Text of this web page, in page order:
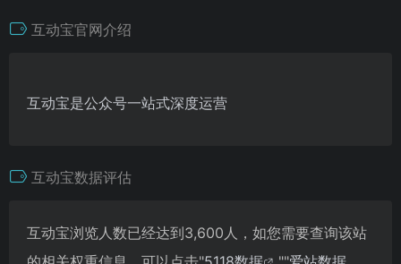
互动宝官网介绍
互动宝是公众号一站式深度运营
互动宝数据评估
互动宝浏览人数已经达到3,600人，如您需要查询该站